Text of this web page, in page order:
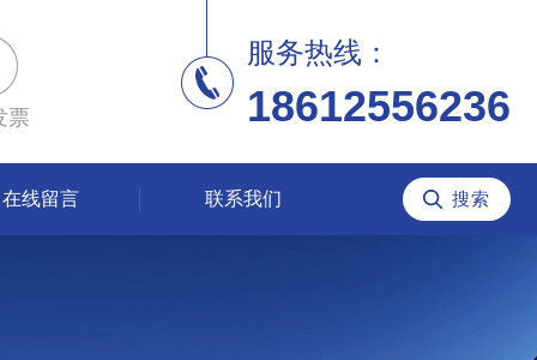
票
服务热线：
18612556236
在线留言 联系我们